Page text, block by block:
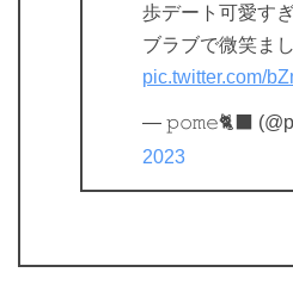
歩デート可愛す
ブラブで微笑ま
pic.twitter.com/
— 𝚙𝚘𝚖𝚎🐈‍⬛
2023